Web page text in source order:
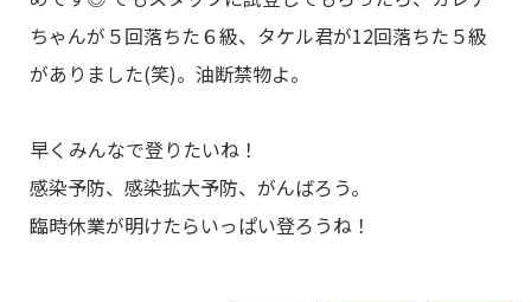
ちゃんが５回落ちた６級、タケル君が12回落ちた５級
がありました(笑)。油断禁物よ。
早くみんなで登りたいね！
感染予防、感染拡大予防、がんばろう。
臨時休業が明けたらいっぱい登ろうね！